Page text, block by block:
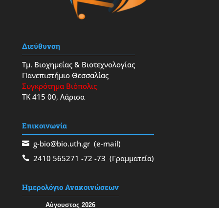
Διεύθυνση
Τμ. Βιοχημείας & Βιοτεχνολογίας
Πανεπιστήμιο Θεσσαλίας
Συγκρότημα Βιόπολις
ΤΚ 415 00, Λάρισα
Επικοινωνία
g-bio@bio.uth.gr(e-mail)
2410 565271 -72 -73 (Γραμματεία)
Ημερολόγιο Ανακοινώσεων
Αύγουστος 2026